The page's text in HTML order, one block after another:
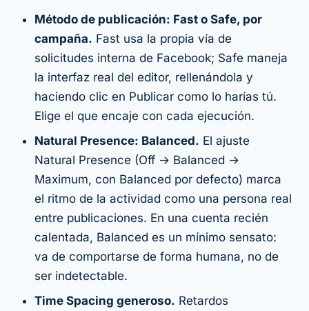
Método de publicación: Fast o Safe, por
campaña. Fast usa la propia vía de
solicitudes interna de Facebook; Safe maneja
la interfaz real del editor, rellenándola y
haciendo clic en Publicar como lo harías tú.
Elige el que encaje con cada ejecución.
Natural Presence: Balanced. El ajuste
Natural Presence (Off → Balanced →
Maximum, con Balanced por defecto) marca
el ritmo de la actividad como una persona real
entre publicaciones. En una cuenta recién
calentada, Balanced es un mínimo sensato:
va de comportarse de forma humana, no de
ser indetectable.
Time Spacing generoso. Retardos